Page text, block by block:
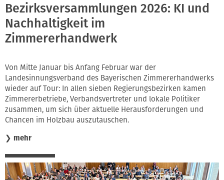
Bezirksversammlungen 2026: KI und
Nachhaltigkeit im
Zimmererhandwerk
Von Mitte Januar bis Anfang Februar war der
Landesinnungsverband des Bayerischen Zimmererhandwerks
wieder auf Tour: In allen sieben Regierungsbezirken kamen
Zimmererbetriebe, Verbandsvertreter und lokale Politiker
zusammen, um sich über aktuelle Herausforderungen und
Chancen im Holzbau auszutauschen.
❯ mehr